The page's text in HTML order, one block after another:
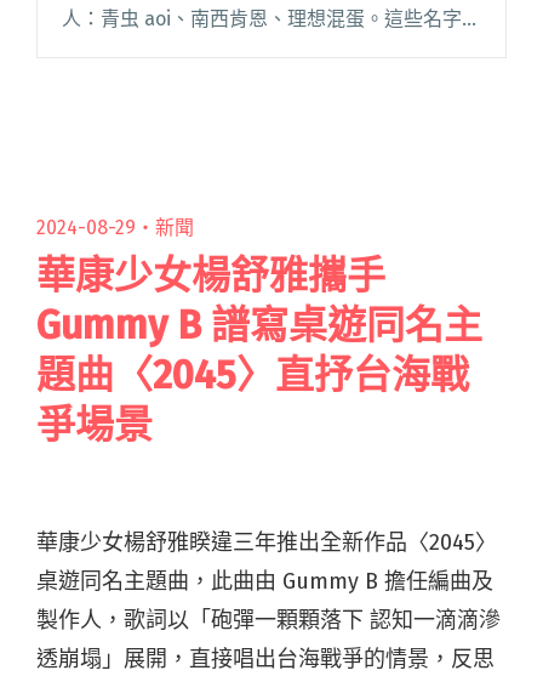
人：青虫 aoi、南西肯恩、理想混蛋。這些名字常
常掛在 StreetVoice 即時榜上，若你是站友，絕
2024-08-29・ 新聞
華康少女楊舒雅攜手
Gummy B 譜寫桌遊同名主
題曲〈2045〉直抒台海戰
爭場景
華康少女楊舒雅睽違三年推出全新作品〈2045〉
桌遊同名主題曲，此曲由 Gummy B 擔任編曲及
製作人，歌詞以「 砲彈一顆顆落下 認知一滴滴滲
透崩塌 」展開，直接唱出台海戰爭的情景，反思